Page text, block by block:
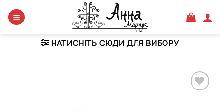
НАТИСНІТЬ СЮДИ ДЛЯ ВИБОРУ